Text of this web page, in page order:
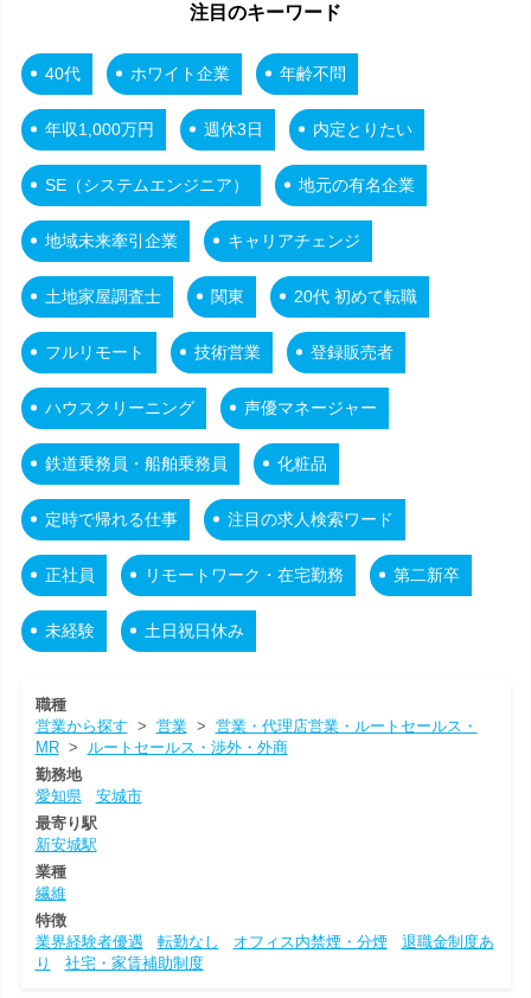
注目のキーワード
40代 ホワイト企業 年齢不問
年収1,000万円 週休3日 内定とりたい
SE（システムエンジニア） 地元の有名企業
地域未来牽引企業 キャリアチェンジ
土地家屋調査士 関東 20代 初めて転職
フルリモート 技術営業 登録販売者
ハウスクリーニング 声優マネージャー
鉄道乗務員・船舶乗務員 化粧品
定時で帰れる仕事 注目の求人検索ワード
正社員 リモートワーク・在宅勤務 第二新卒
未経験 土日祝日休み
職種
営業から探す > 営業> 営業・代理店営業・ルートセールス・
MR>
ルートセールス・渉外・外商
勤務地
愛知県
安城市
最寄り駅
新安城駅
業種
繊維
特徴
業界経験者優遇
転勤なし オフィス内禁煙・分煙
退職金制度あ
り
社宅・家賃補助制度